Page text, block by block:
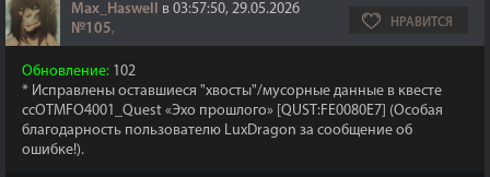
Max_Haswell в 03:57:50, 29.05.2026
№105, НРАВИТСЯ
Обновление: 102
* Исправлены оставшиеся "хвосты"/мусорные данные в квесте
ccOTMFO4001_Quest «Эхо прошлого» [QUST:FE0080E7] (Особая
благодарность пользователю LuxDragon за сообщение об
ошибке!).